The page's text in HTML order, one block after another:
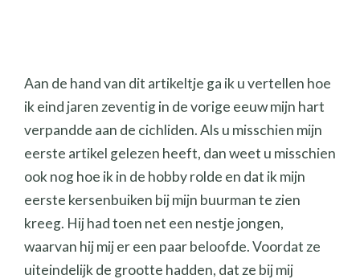
Aan de hand van dit artikeltje ga ik u vertellen hoe
ik eind jaren zeventig in de vorige eeuw mijn hart
verpandde aan de cichliden. Als u misschien mijn
eerste artikel gelezen heeft, dan weet u misschien
ook nog hoe ik in de hobby rolde en dat ik mijn
eerste kersenbuiken bij mijn buurman te zien
kreeg. Hij had toen net een nestje jongen,
waarvan hij mij er een paar beloofde. Voordat ze
uiteindelijk de grootte hadden, dat ze bij mij